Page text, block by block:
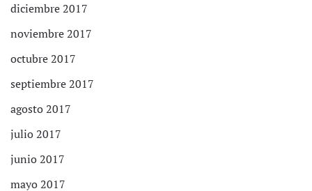
diciembre 2017
noviembre 2017
octubre 2017
septiembre 2017
agosto 2017
julio 2017
junio 2017
mayo 2017